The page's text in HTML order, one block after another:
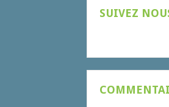
SUIVEZ